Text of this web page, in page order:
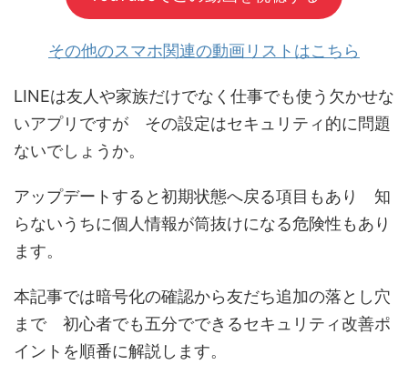
その他のスマホ関連の動画リストはこちら
LINEは友人や家族だけでなく仕事でも使う欠かせな
いアプリですが その設定はセキュリティ的に問題
ないでしょうか。
アップデートすると初期状態へ戻る項目もあり 知
らないうちに個人情報が筒抜けになる危険性もあり
ます。
本記事では暗号化の確認から友だち追加の落とし穴
まで 初心者でも五分でできるセキュリティ改善ポ
イントを順番に解説します。